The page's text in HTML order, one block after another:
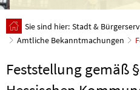
Sie sind hier: Stadt &
Amtliche Bekanntmachungen
Feststellung gemäß